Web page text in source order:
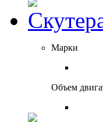
Марки
Объем